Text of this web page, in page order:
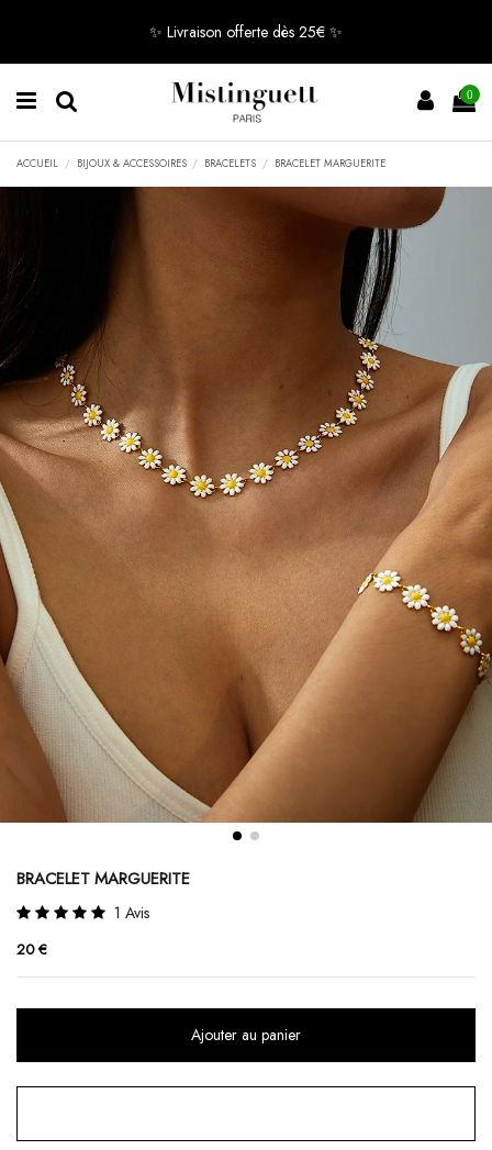
✨ Livraison offerte dès 25€ ✨
0
ACCUEIL BIJOUX & ACCESSOIRES BRACELETS BRACELET MARGUERITE
BRACELET MARGUERITE
1 Avis
20 €
Ajouter au panier